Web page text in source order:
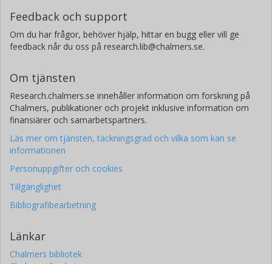
Feedback och support
Om du har frågor, behöver hjälp, hittar en bugg eller vill ge
feedback når du oss på research.lib@chalmers.se.
Om tjänsten
Research.chalmers.se innehåller information om forskning på
Chalmers, publikationer och projekt inklusive information om
finansiärer och samarbetspartners.
Läs mer om tjänsten, täckningsgrad och vilka som kan se
informationen
Personuppgifter och cookies
Tillgänglighet
Bibliografibearbetning
Länkar
Chalmers bibliotek